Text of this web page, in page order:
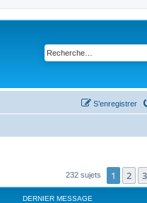
S’enregistrer
232 sujets 1 2 3
DERNIER MESSAGE